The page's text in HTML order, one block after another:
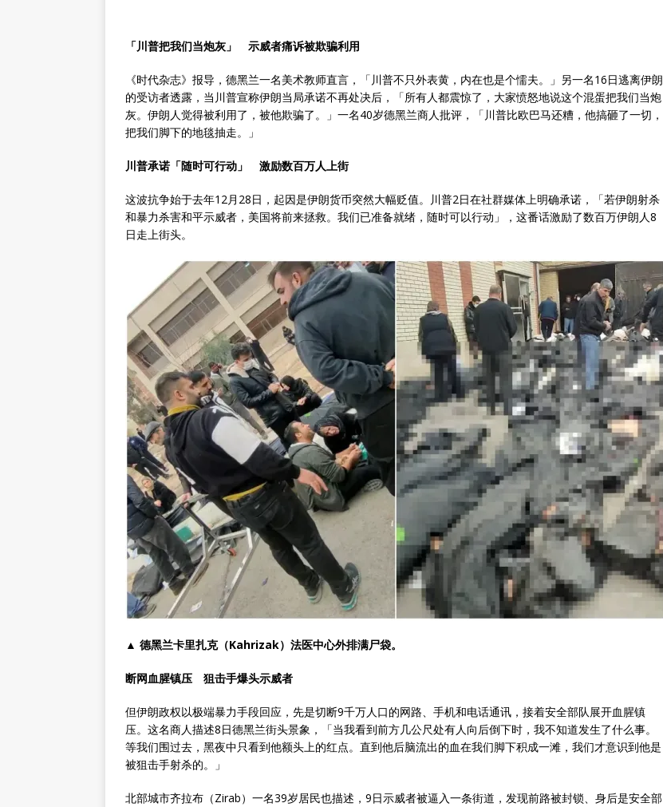
「川普把我们当炮灰」 示威者痛诉被欺骗利用
《时代杂志》报导，德黑兰一名美术教师直言，「川普不只外表黄，内在也是个懦夫。」另一名16日逃离伊朗
的受访者透露，当川普宣称伊朗当局承诺不再处决后，「所有人都震惊了，大家愤怒地说这个混蛋把我们当炮
灰。伊朗人觉得被利用了，被他欺骗了。」一名40岁德黑兰商人批评，「川普比欧巴马还糟，他搞砸了一切，
把我们脚下的地毯抽走。」
川普承诺「随时可行动」 激励数百万人上街
这波抗争始于去年12月28日，起因是伊朗货币突然大幅贬值。川普2日在社群媒体上明确承诺，「若伊朗射杀
和暴力杀害和平示威者，美国将前来拯救。我们已准备就绪，随时可以行动」，这番话激励了数百万伊朗人8
日走上街头。
▲ 德黑兰卡里扎克（Kahrizak）法医中心外排满尸袋。
断网血腥镇压 狙击手爆头示威者
但伊朗政权以极端暴力手段回应，先是切断9千万人口的网路、手机和电话通讯，接着安全部队展开血腥镇
压。这名商人描述8日德黑兰街头景象，「当我看到前方几公尺处有人向后倒下时，我不知道发生了什么事。
等我们围过去，黑夜中只看到他额头上的红点。直到他后脑流出的血在我们脚下积成一滩，我们才意识到他是
被狙击手射杀的。」
北部城市齐拉布（Zirab）一名39岁居民也描述，9日示威者被逼入一条街道，发现前路被封锁、身后是安全部